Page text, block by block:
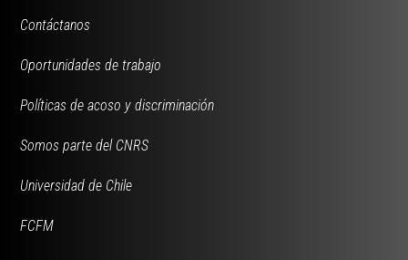
Contáctanos
Oportunidades de trabajo
Políticas de acoso y discriminación
Somos parte del CNRS
Universidad de Chile
FCFM